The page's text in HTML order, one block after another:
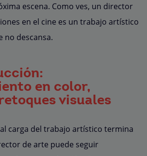
escena. Como ves, un director
en el cine es un trabajo artístico
no descansa.
en color,
visuales
carga del trabajo artístico termina
de arte puede seguir